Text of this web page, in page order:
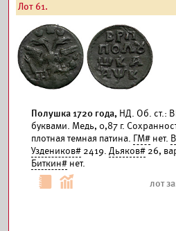
Лот 61.
Полушка 1720 года, НД. Об. ст.:
буквами. Медь, 0,87 г.
плотная темная патина. ГМ# нет.
Уздеников# 2419. Дьяков# 26,
Биткин# нет.